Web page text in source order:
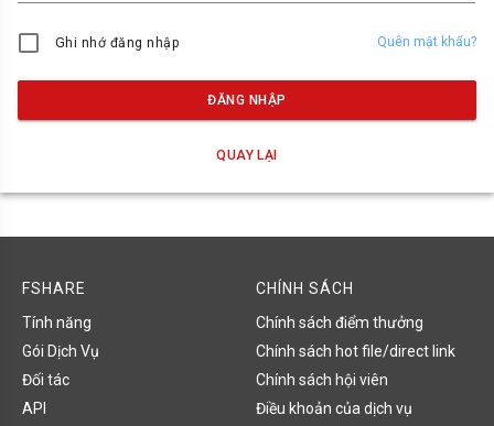
Ghi nhớ đăng nhập Quên mật khẩu?
ĐĂNG NHẬP
QUAY LẠI
FSHARE
Tính năng
Gói Dịch Vụ
Đối tác
API
CHÍNH SÁCH
Chính sách điểm thưởng
Chính sách hot file/direct link
Chính sách hội viên
Điều khoản của dịch vụ